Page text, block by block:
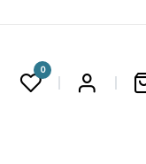
0